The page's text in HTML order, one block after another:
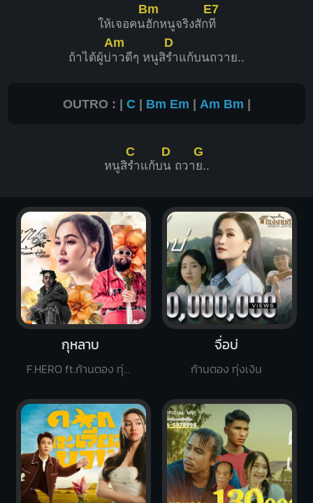
ให้เจอคน
Bm
ฮักหนูจริงสัก
E7
ที
ถ้าได้ผู้บ่
Am
าวดีๆ หนูสิ
D
รำแก้บนถวาย..
OUTRO : | C | Bm Em | Am Bm |
หนูสิ
C
รำแก้บ
D
น ถวา
G
ย..
กุหลาบ
F.HERO ft.ก้านตอง ทุ่งเงิน x SARAN
จื่อบ่
ก้านตอง ทุ่งเงิน